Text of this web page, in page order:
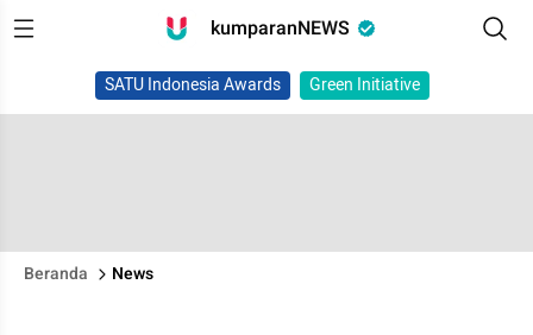
kumparanNEWS
SATU Indonesia Awards Green Initiative
Beranda News